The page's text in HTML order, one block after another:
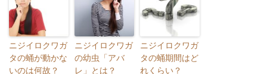
ニジイロクワガ
タの蛹が動かな
いのは何故？
ニジイロクワガ
の幼虫「アバ
レ」とは？
ニジイロクワガ
タの蛹期間はど
れくらい？